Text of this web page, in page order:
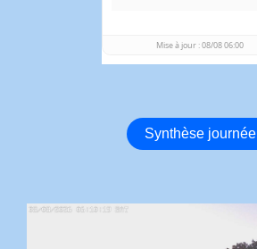
Synthèse journée